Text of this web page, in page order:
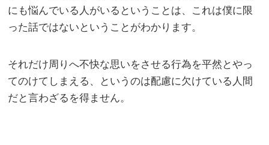
にも悩んでいる人がいるということは、これは僕に限
った話ではないということがわかります。
それだけ周りへ不快な思いをさせる行為を平然とやっ
てのけてしまえる、というのは配慮に欠けている人間
だと言わざるを得ません。